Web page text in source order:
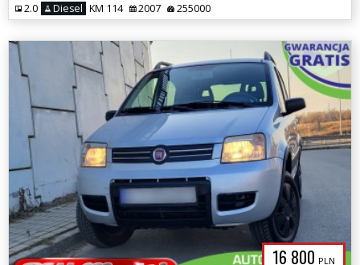
2.0 Diesel KM 114 2007 255000
16 800 PLN